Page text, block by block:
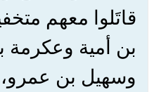
قاتَلوا معهم
بن أمية وعكرمة
وسهيل بن عمرو،